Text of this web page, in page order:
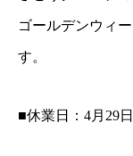
ゴールデンウィ
す。
■休業日：4月29